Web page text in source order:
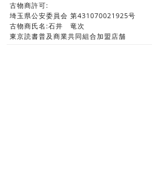
古物商許可:
埼玉県公安委員会 第431070021925号
古物商氏名:石井 竜次
東京読書普及商業共同組合加盟店舗